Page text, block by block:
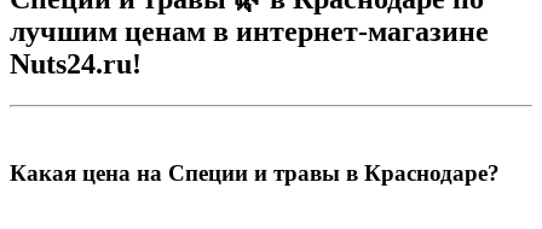
лучшим ценам в интернет-магазине
Nuts24.ru!
Какая цена на Специи и травы в Краснодаре?